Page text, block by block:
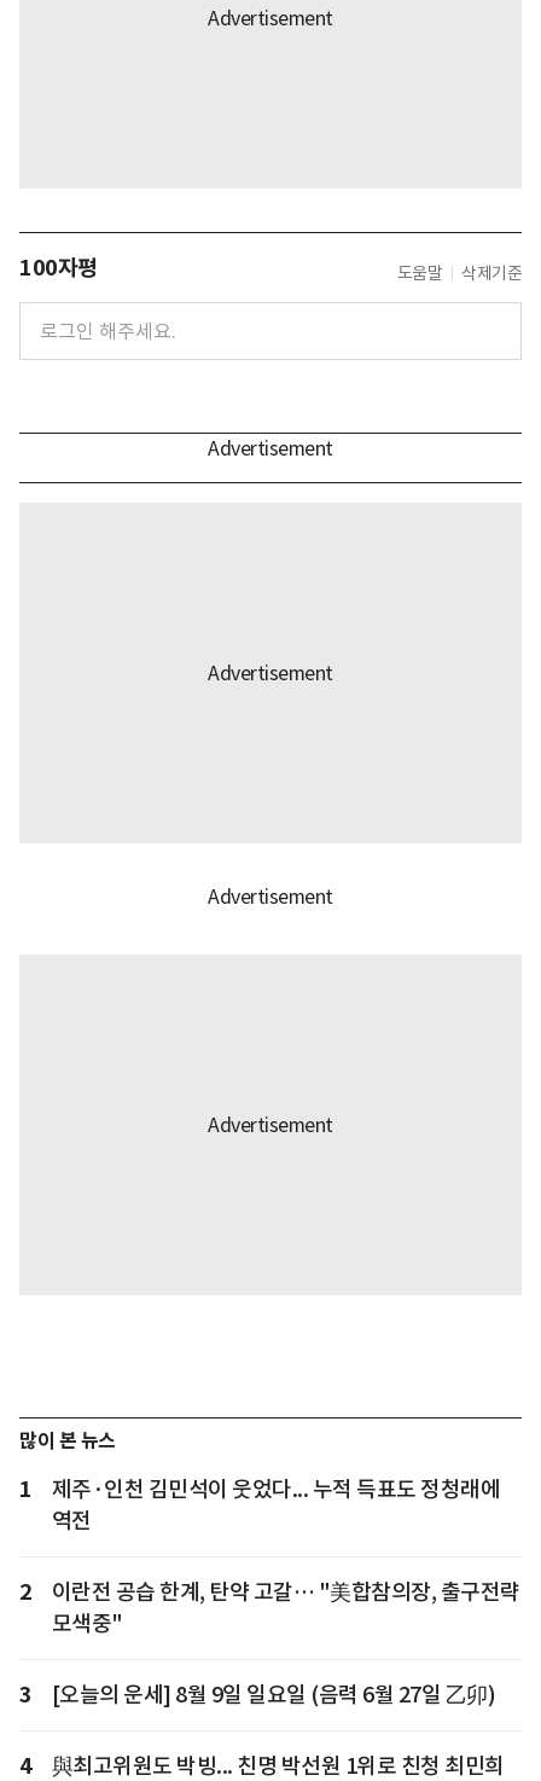
100자평 도움말 삭제기준
많이 본 뉴스
1
제주·인천 김민석이 웃었다... 누적 득표도 정청래에
역전
2
이란전 공습 한계, 탄약 고갈… "美합참의장, 출구전략
모색중"
3 [오늘의 운세] 8월 9일 일요일 (음력 6월 27일 乙卯)
4
與최고위원도 박빙... 친명 박선원 1위로 친청 최민희